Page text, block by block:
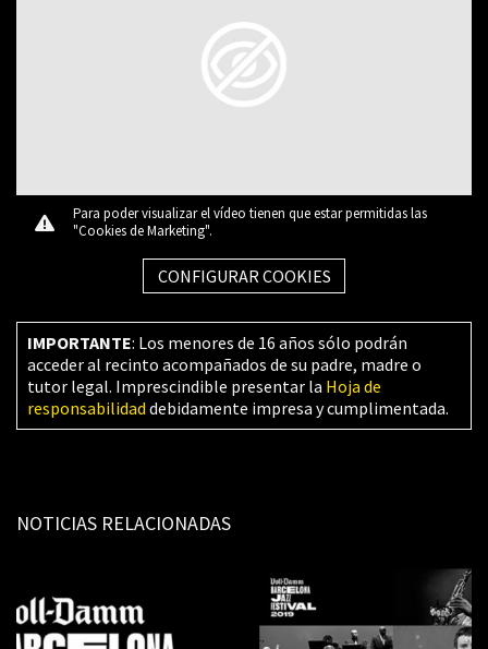
Para poder visualizar el vídeo tienen que estar permitidas las
"Cookies de Marketing".
CONFIGURAR COOKIES
IMPORTANTE: Los menores de 16 años sólo podrán
acceder al recinto acompañados de su padre, madre o
tutor legal. Imprescindible presentar la Hoja de
responsabilidad debidamente impresa y cumplimentada.
NOTICIAS RELACIONADAS